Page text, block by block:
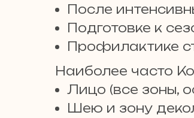
После
Подготовке к
Профилактике
Наиболее часто
Лицо (все зоны,
Шею и зону